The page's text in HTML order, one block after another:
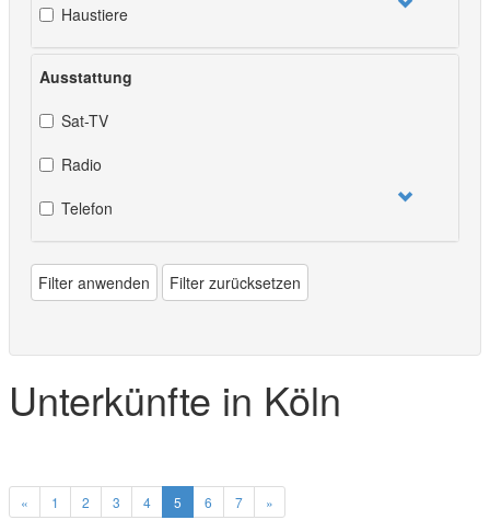
Haustiere
Ausstattung
Sat-TV
Radio
Telefon
Filter anwenden Filter zurücksetzen
Unterkünfte in Köln
« 1 2 3 4 5 6 7 »